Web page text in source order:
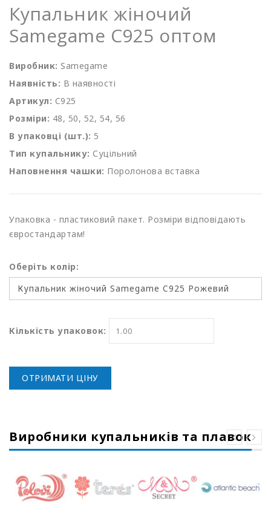
Купальник жіночий
Samegame C925 оптом
Виробник: Samegame
Наявність: В наявності
Артикул: C925
Розміри: 48, 50, 52, 54, 56
В упаковці (шт.): 5
Тип купальнику: Суцільний
Наповнення чашки: Поролонова вставка
Упаковка - пластиковий пакет. Розміри відповідають
євростандартам!
Оберіть колір:
Кількість упаковок:
ОТРИМАТИ ЦІНУ
Виробники купальників та плавок